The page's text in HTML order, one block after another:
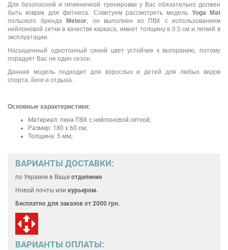
Для безопасной и гигиеничной тренировки у Вас обязательно должен
быть коврик для фитнеса. Советуем рассмотреть модель Yoga Mat
польского бренда Meteor, он выполнен из ПВХ с использованием
нейлоновой сетки в качестве каркаса, имеет толщину в 0.5 см и легкий в
эксплуатации.
Насыщенный однотонный синий цвет устойчив к выгоранию, потому
порадует Вас не один сезон.
Данная модель подходит для взрослых и детей для любых видов
спорта, йоги и отдыха.
Основные характеристики:
Материал: пена ПВХ с нейлоновой сеткой;
Размер: 180 х 60 см;
Толщина: 5 мм;
ВАРИАНТЫ ДОСТАВКИ:
по Украине в Ваше отделение
Новой почты или курьером.
Бесплатно для заказов от 2000 грн.
ВАРИАНТЫ ОПЛАТЫ: